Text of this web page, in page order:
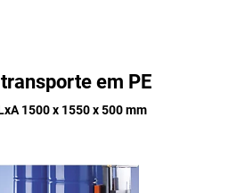
em PE
1500 x 1550 x 500 mm